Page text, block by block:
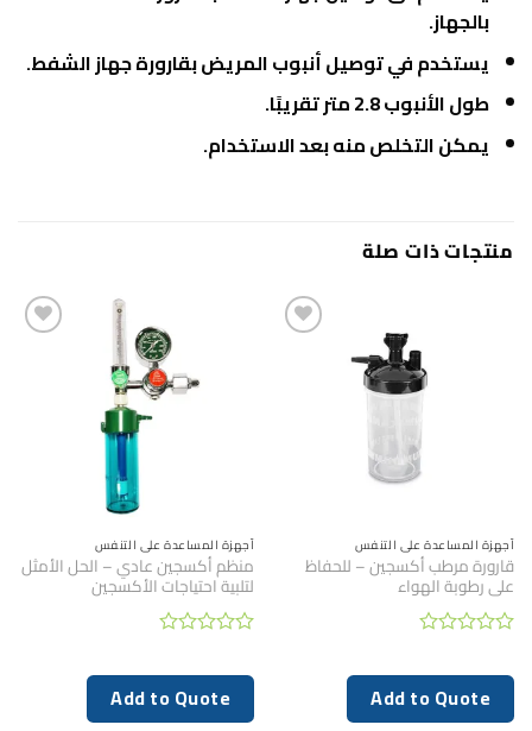
بالجهاز.
يستخدم في توصيل أنبوب المريض بقارورة جهاز الشفط.
طول الأنبوب 2.8 متر تقريبًا.
يمكن التخلص منه بعد الاستخدام.
منتجات ذات صلة
أجهزة المساعدة على التنفس
قارورة مرطب أكسجين – للحفاظ
على رطوبة الهواء
0
من
5
Add to Quote
أجهزة المساعدة على التنفس
منظم أكسجين عادي – الحل الأمثل
لتلبية احتياجات الأكسجين
0
من
5
Add to Quote